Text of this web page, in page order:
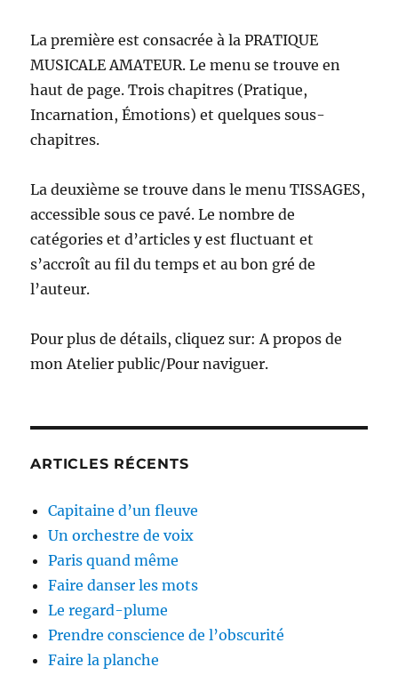
La première est consacrée à la PRATIQUE
MUSICALE AMATEUR. Le menu se trouve en
haut de page. Trois chapitres (Pratique,
Incarnation, Émotions) et quelques sous-
chapitres.
La deuxième se trouve dans le menu TISSAGES,
accessible sous ce pavé. Le nombre de
catégories et d’articles y est fluctuant et
s’accroît au fil du temps et au bon gré de
l’auteur.
Pour plus de détails, cliquez sur: A propos de
mon Atelier public/Pour naviguer.
ARTICLES RÉCENTS
Capitaine d’un fleuve
Un orchestre de voix
Paris quand même
Faire danser les mots
Le regard-plume
Prendre conscience de l’obscurité
Faire la planche